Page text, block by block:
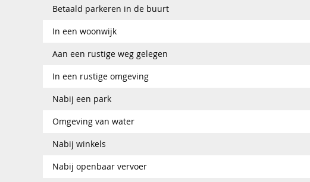
Betaald parkeren in de buurt
In een woonwijk
Aan een rustige weg gelegen
In een rustige omgeving
Nabij een park
Omgeving van water
Nabij winkels
Nabij openbaar vervoer